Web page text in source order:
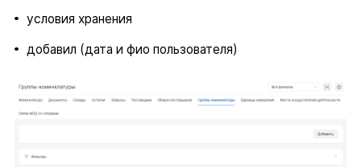
условия хранения
добавил (дата и фио пользователя)